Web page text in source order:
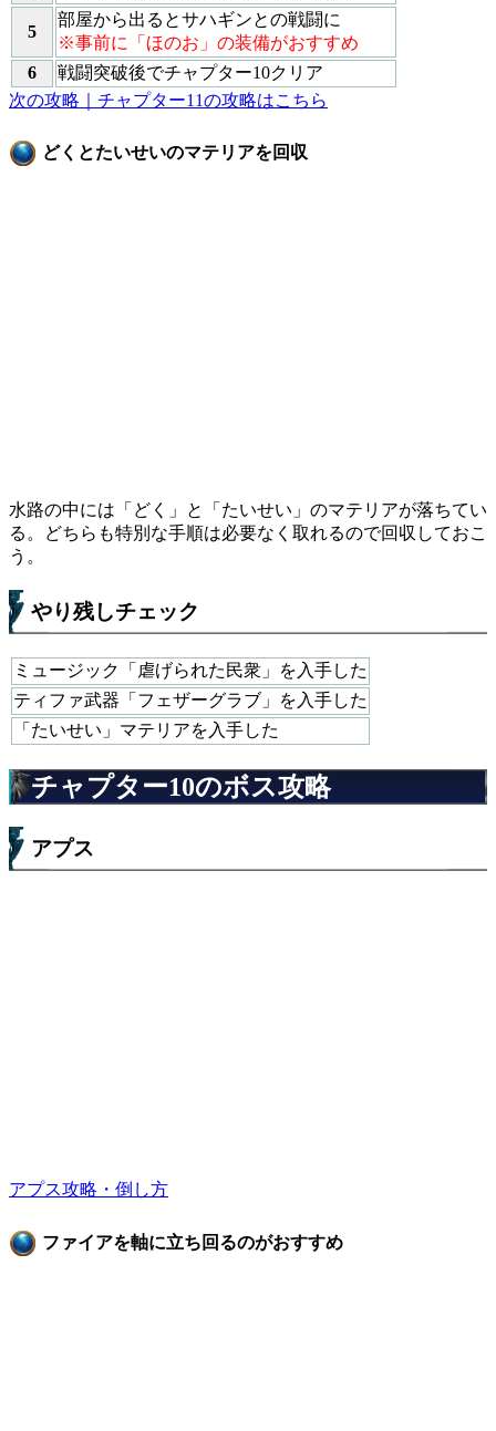
5
部屋から出るとサハギンとの戦闘に
※事前に「ほのお」の装備がおすすめ
6
戦闘突破後でチャプター10クリア
次の攻略｜チャプター11の攻略はこちら
どくとたいせいのマテリアを回収
水路の中には「どく」と「たいせい」のマテリアが落ちてい
る。どちらも特別な手順は必要なく取れるので回収しておこ
う。
やり残しチェック
ミュージック「虐げられた民衆」を入手した
ティファ武器「フェザーグラブ」を入手した
「たいせい」マテリアを入手した
チャプター10のボス攻略
アプス
アプス攻略・倒し方
ファイアを軸に立ち回るのがおすすめ